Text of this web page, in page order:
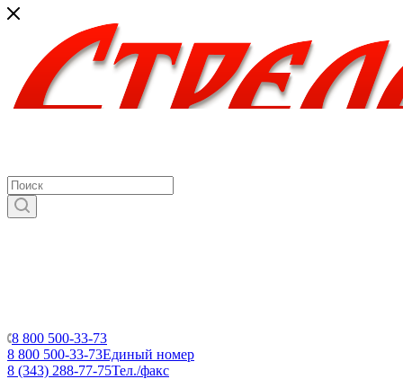
8 800 500-33-73
8 800 500-33-73Единый номер
8 (343) 288-77-75Тел./факс